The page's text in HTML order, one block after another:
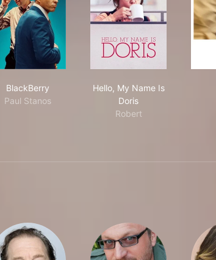
BlackBerry
Paul Stanos
Hello, My Name Is
Doris
Robert